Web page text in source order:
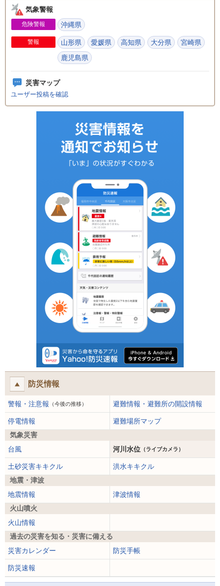
気象警報
危険警報 沖縄県
警報 山形県 愛媛県 高知県 大分県
宮崎県
鹿児島県
災害マップ
ユーザー投稿を確認
防災情報
警報・注意報 （今後の推移） 避難情報・避難所の開設情報
停電情報
避難場所マップ
気象災害
台風
河川水位 （ライブカメラ）
土砂災害キキクル
洪水キキクル
地震・津波
地震情報
津波情報
火山噴火
火山情報
過去の災害を知る・災害に備える
災害カレンダー
防災手帳
防災速報